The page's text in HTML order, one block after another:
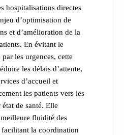
hospitalisations directes
d’optimisation de
et d’amélioration de la
En évitant le
les urgences, cette
les délais d’attente,
d’accueil et
les patients vers les
de santé. Elle
fluidité des
facilitant la coordination